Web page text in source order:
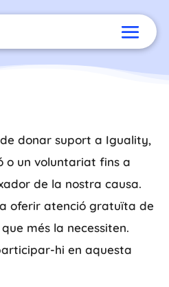
donar suport a Iguality,
o un voluntariat fins a
de la nostra causa.
oferir atenció gratuïta de
més la necessiten.
hi en aquesta